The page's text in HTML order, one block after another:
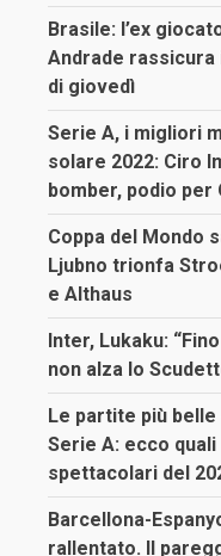
Brasile: l’ex
Andrade
di giovedì
Serie A, i migliori
solare 2022: Ciro
bomber, podio per
Coppa del Mondo
Ljubno trionfa
e Althaus
Inter, Lukaku:
non alza lo
Le partite più
Serie A: ecco
spettacolari del
Barcellona-
rallentato. Il